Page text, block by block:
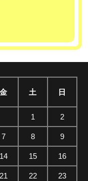
金 土 日
1 2
7 8 9
14 15 16
21 22 23